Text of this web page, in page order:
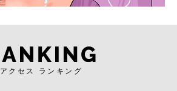
アクセス ランキング